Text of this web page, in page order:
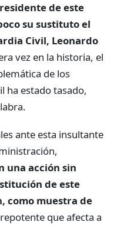
de este
su sustituto el
Civil, Leonardo
vez en la historia, el
de los
ha estado tasado,
ante esta insultante
una acción sin
de este
como muestra de
que afecta a